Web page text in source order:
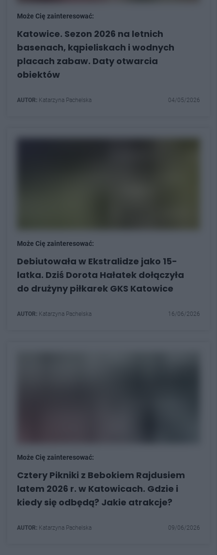
Może Cię zainteresować:
Katowice. Sezon 2026 na letnich
basenach, kąpieliskach i wodnych
placach zabaw. Daty otwarcia
obiektów
AUTOR: Katarzyna Pachelska 04/05/2026
Może Cię zainteresować:
Debiutowała w Ekstralidze jako 15-
latka. Dziś Dorota Hałatek dołączyła
do drużyny piłkarek GKS Katowice
AUTOR: Katarzyna Pachelska 16/06/2026
Może Cię zainteresować:
Cztery Pikniki z Bebokiem Rajdusiem
latem 2026 r. w Katowicach. Gdzie i
kiedy się odbędą? Jakie atrakcje?
AUTOR: Katarzyna Pachelska 09/06/2026